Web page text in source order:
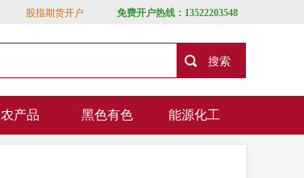
股指期货开户 免费开户热线：13522203548
农产品 黑色有色 能源化工